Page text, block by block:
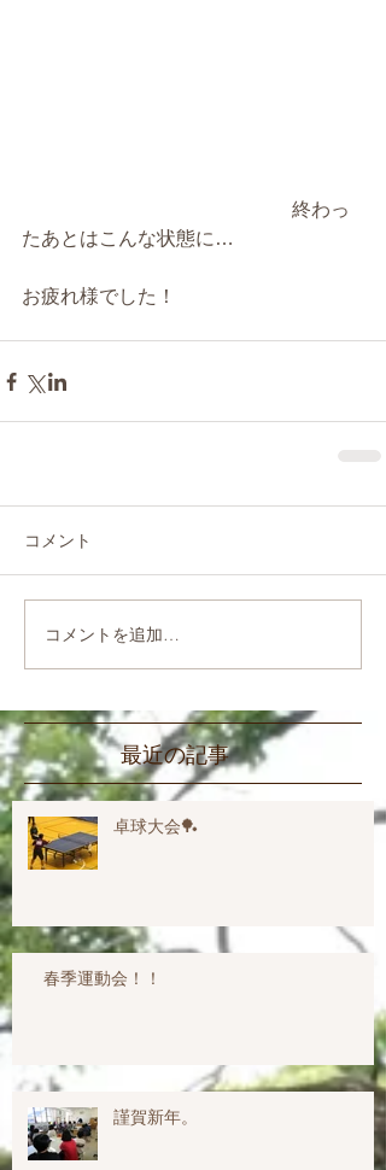
終わっ
たあとはこんな状態に…
お疲れ様でした！
コメント
コメントを追加…
最近の記事
卓球大会🏓
春季運動会！！
謹賀新年。